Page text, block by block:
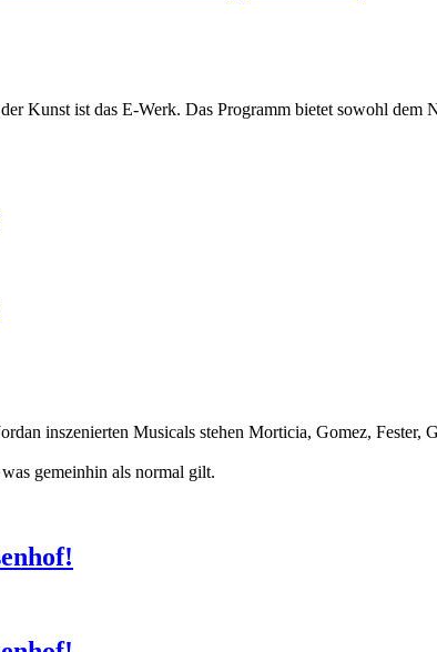
Kunst ist das E-Werk. Das Programm bietet sowohl dem
inszenierten Musicals stehen Morticia, Gomez, Fester,
gemeinhin als normal gilt.